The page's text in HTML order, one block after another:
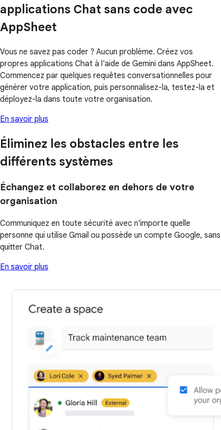
applications Chat sans code avec
AppSheet
Vous ne savez pas coder ? Aucun problème. Créez vos
propres applications Chat à l'aide de Gemini dans AppSheet.
Commencez par quelques requêtes conversationnelles pour
générer votre application, puis personnalisez-la, testez-la et
déployez-la dans toute votre organisation.
En savoir plus
Éliminez les obstacles entre les
différents systèmes
Échangez et collaborez en dehors de votre
organisation
Communiquez en toute sécurité avec n'importe quelle
personne qui utilise Gmail ou possède un compte Google, sans
quitter Chat.
En savoir plus